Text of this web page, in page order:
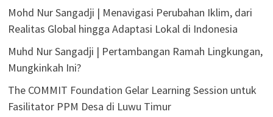
Mohd Nur Sangadji | Menavigasi Perubahan Iklim, dari
Realitas Global hingga Adaptasi Lokal di Indonesia
Muhd Nur Sangadji | Pertambangan Ramah Lingkungan,
Mungkinkah Ini?
The COMMIT Foundation Gelar Learning Session untuk
Fasilitator PPM Desa di Luwu Timur